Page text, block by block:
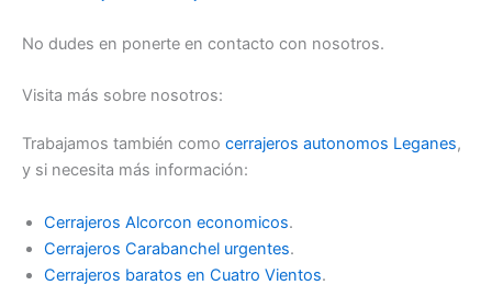
No dudes en ponerte en contacto con nosotros.
Visita más sobre nosotros:
Trabajamos también como cerrajeros autonomos Leganes,
y si necesita más información:
Cerrajeros Alcorcon economicos.
Cerrajeros Carabanchel urgentes.
Cerrajeros baratos en Cuatro Vientos.